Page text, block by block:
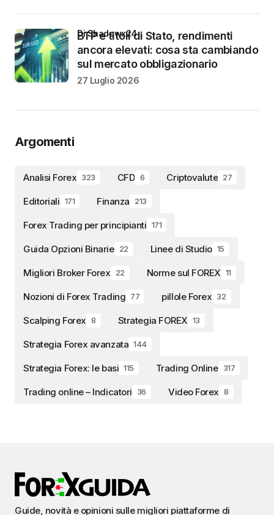
BTP e titoli di Stato, rendimenti
ancora elevati: cosa sta cambiando
sul mercato obbligazionario
di Shadowx24
27 Luglio 2026
Argomenti
Analisi Forex 323 CFD 6 Criptovalute 27
Editoriali 171 Finanza 213
Forex Trading per principianti 171
Guida Opzioni Binarie 22 Linee di Studio 15
Migliori Broker Forex 22 Norme sul FOREX 11
Nozioni di Forex Trading 77 pillole Forex 32
Scalping Forex 8 Strategia FOREX 13
Strategia Forex avanzata 144
Strategia Forex: le basi 115 Trading Online 317
Trading online – Indicatori 36 Video Forex 8
Guide, novità e opinioni sulle migliori piattaforme di